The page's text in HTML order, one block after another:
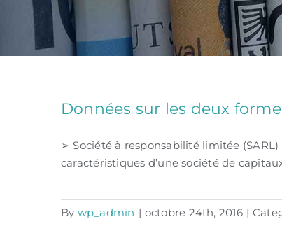
Données sur les deux
➢ Société à responsabilité limitée
caractéristiques d’une société de
By wp_admin | octobre 24th, 2016 |